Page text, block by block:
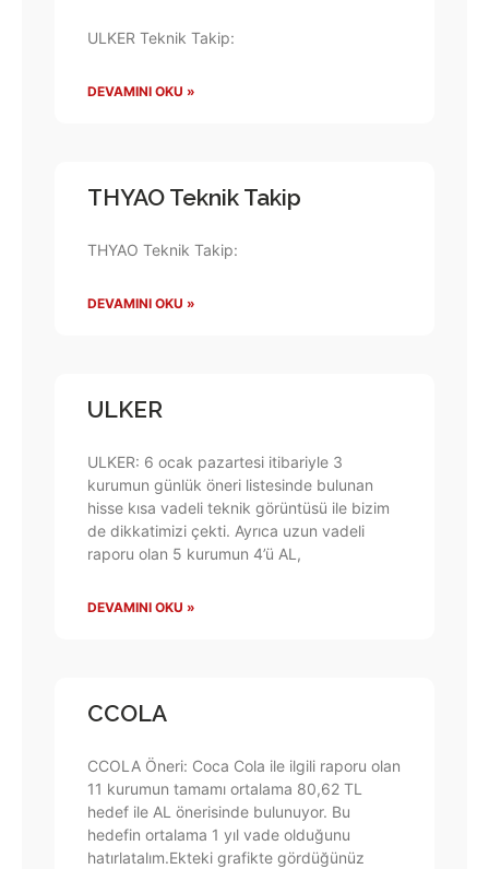
ULKER Teknik Takip:
DEVAMINI OKU »
THYAO Teknik Takip
THYAO Teknik Takip:
DEVAMINI OKU »
ULKER
ULKER: 6 ocak pazartesi itibariyle 3
kurumun günlük öneri listesinde bulunan
hisse kısa vadeli teknik görüntüsü ile bizim
de dikkatimizi çekti. Ayrıca uzun vadeli
raporu olan 5 kurumun 4’ü AL,
DEVAMINI OKU »
CCOLA
CCOLA Öneri: Coca Cola ile ilgili raporu olan
11 kurumun tamamı ortalama 80,62 TL
hedef ile AL önerisinde bulunuyor. Bu
hedefin ortalama 1 yıl vade olduğunu
hatırlatalım.Ekteki grafikte gördüğünüz